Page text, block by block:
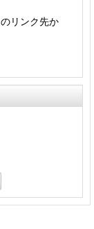
リンク先か